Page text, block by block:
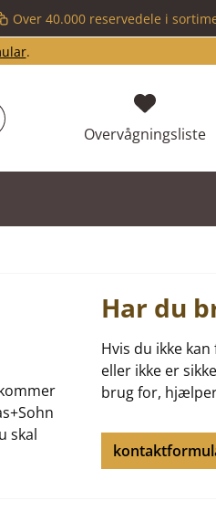
Over 40.000 reservedele i
.
Overvågningsliste
skal
Har du
Hvis du ikke
eller ikke er
brug for,